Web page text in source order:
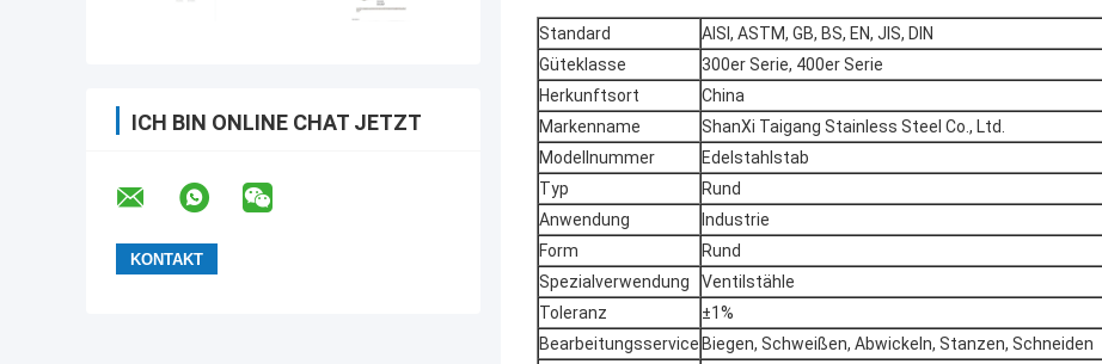
ICH BIN ONLINE CHAT JETZT
Standard
AISI, ASTM, GB, BS, EN, JIS, DIN
Güteklasse
300er Serie, 400er Serie
Herkunftsort
China
Markenname
ShanXi Taigang Stainless Steel Co., Ltd.
Modellnummer
Edelstahlstab
Typ
Rund
Anwendung
Industrie
Form
Rund
Spezialverwendung
Ventilstähle
Toleranz
±1%
Bearbeitungsservice Biegen, Schweißen, Abwickeln, Stanzen, Schneiden